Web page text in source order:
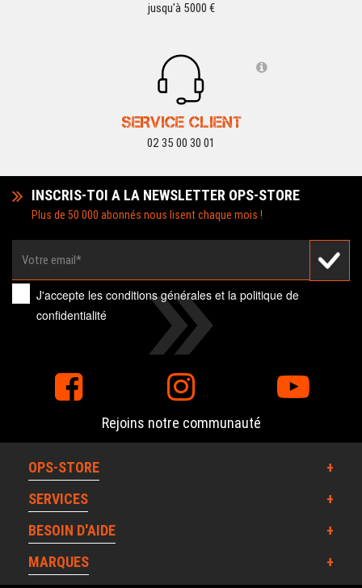
jusqu'à 5000 €
SERVICE CLIENT
02 35 00 30 01
INSCRIS-TOI A LA NEWSLETTER OPS-STORE
Plus de 50 000 abonnés nous lisent chaque mois !
J'accepte lesconditions générales et lapolitique de
confidentialité
Rejoins notre communauté
OPS-STORE
SERVICES
BESOIN D'AIDE
MARQUES